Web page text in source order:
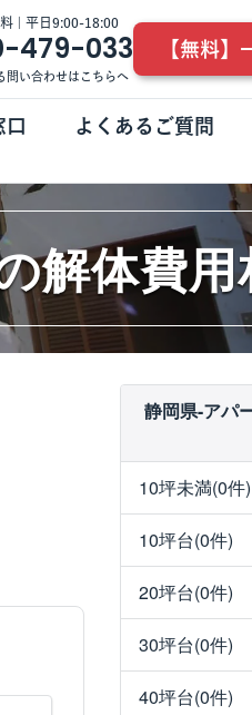
| 平日9:00-18:00
479-033
問い合わせはこちらへ
【無料】
口 よくあるご質問
解体費用
静岡県-アパ
10坪未満(0件)
10坪台(0件)
20坪台(0件)
30坪台(0件)
40坪台(0件)